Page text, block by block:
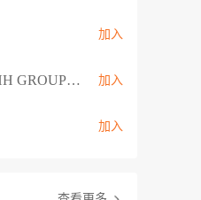
加入
ESG独家招商-PHH GROUP卖家交流群 加入
加入